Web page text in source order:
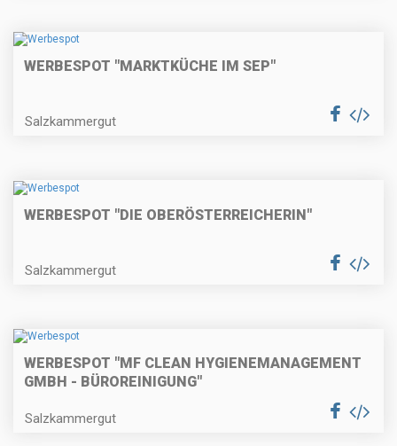
WERBESPOT "MARKTKÜCHE IM SEP"
Salzkammergut
WERBESPOT "DIE OBERÖSTERREICHERIN"
Salzkammergut
WERBESPOT "MF CLEAN HYGIENEMANAGEMENT
GMBH - BÜROREINIGUNG"
Salzkammergut